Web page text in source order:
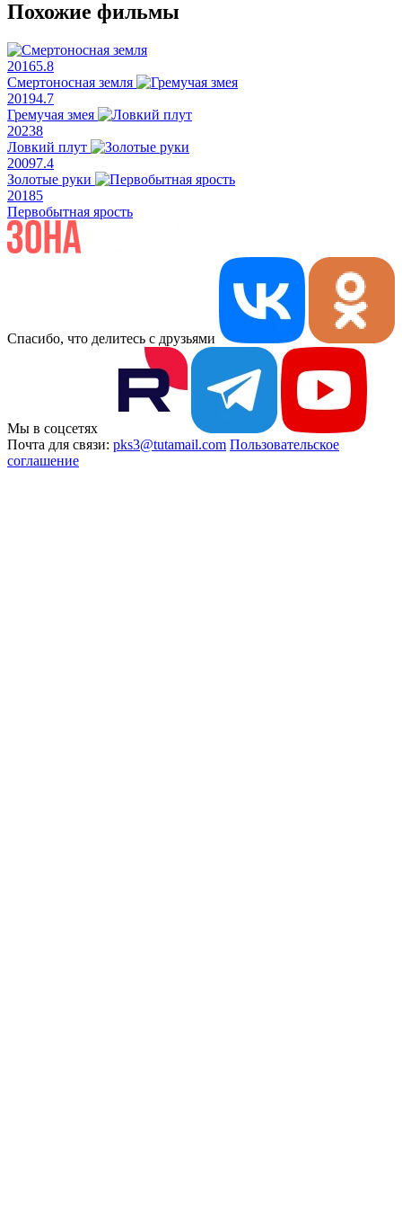
Похожие фильмы
20165.8
Смертоносная земля
20194.7
Гремучая змея
20238
Ловкий плут
20097.4
Золотые руки
20185
Первобытная ярость
Спасибо, что делитесь с друзьями
Мы в соцсетях
Почта для связи: pks3@tutamail.com Пользовательское
соглашение